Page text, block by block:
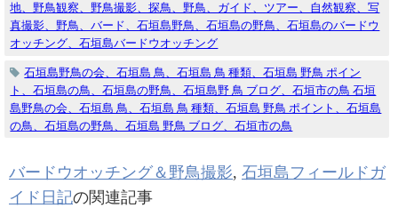
地、野鳥観察、野鳥撮影、探鳥、野鳥、ガイド、ツアー、自然観察、写
真撮影、野鳥、バード、石垣島野鳥、石垣島の野鳥、石垣島のバードウ
オッチング、石垣島バードウオッチング
石垣島野鳥の会、石垣島 鳥、石垣島 鳥 種類、石垣島 野鳥 ポイン
ト、石垣島の鳥、石垣島の野鳥、石垣島野 鳥 ブログ、石垣市の鳥 石垣
島野鳥の会、石垣島 鳥、石垣島 鳥 種類、石垣島 野鳥 ポイント、石垣島
の鳥、石垣島の野鳥、石垣島 野鳥 ブログ、石垣市の鳥
バードウオッチング＆野鳥撮影, 石垣島フィールドガ
イド日記の関連記事